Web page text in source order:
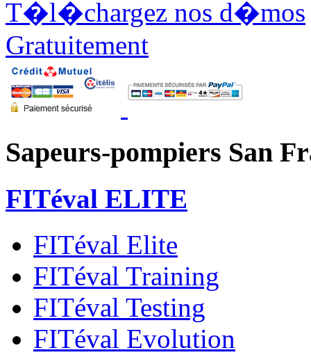
T�l�chargez nos d�mos
Gratuitement
Sapeurs-pompiers San
FITéval ELITE
FITéval Elite
FITéval Training
FITéval Testing
FITéval Evolution